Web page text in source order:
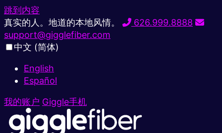
跳到内容
真实的人。地道的本地风情。
626.999.8888
support@gigglefiber.com
中文 (简体)
English
Español
我的账户 Giggle手机